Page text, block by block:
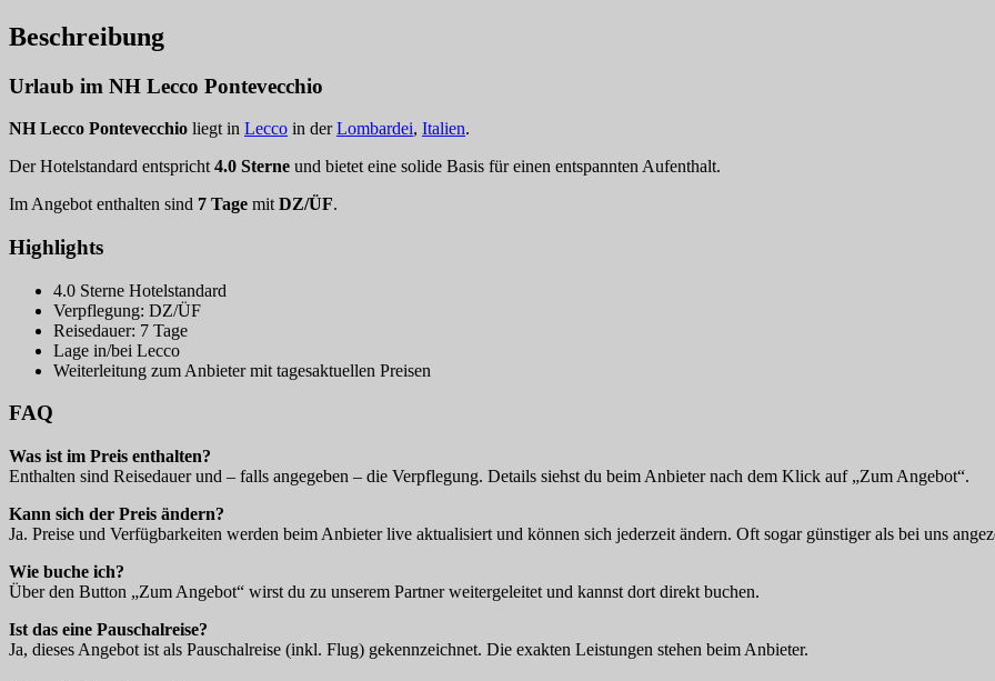
Beschreibung
Urlaub im NH Lecco Pontevecchio
NH Lecco Pontevecchio liegt in Lecco in derLombardei, Italien.
Der Hotelstandard entspricht 4.0 Sterne und bietet eine solide Basis für einen entspannten Aufenthalt.
Im Angebot enthalten sind 7 Tage mit DZ/ÜF.
Highlights
4.0 Sterne Hotelstandard
Verpflegung: DZ/ÜF
Reisedauer: 7 Tage
Lage in/bei Lecco
Weiterleitung zum Anbieter mit tagesaktuellen Preisen
FAQ
Was ist im Preis enthalten?
Enthalten sind Reisedauer und – falls angegeben – die Verpflegung. Details siehst du beim Anbieter nach dem Klick auf „Zum Angebot“.
Kann sich der Preis ändern?
Ja. Preise und Verfügbarkeiten werden beim Anbieter live aktualisiert und können sich jederzeit ändern. Oft sogar günstiger als bei uns
Wie buche ich?
Über den Button „Zum Angebot“ wirst du zu unserem Partner weitergeleitet und kannst dort direkt buchen.
Ist das eine Pauschalreise?
Ja, dieses Angebot ist als Pauschalreise (inkl. Flug) gekennzeichnet. Die exakten Leistungen stehen beim Anbieter.